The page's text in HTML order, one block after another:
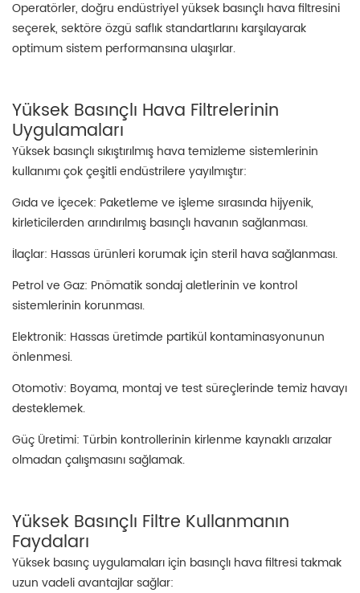
Operatörler, doğru endüstriyel yüksek basınçlı hava filtresini
seçerek, sektöre özgü saflık standartlarını karşılayarak
optimum sistem performansına ulaşırlar.
Yüksek Basınçlı Hava Filtrelerinin
Uygulamaları
Yüksek basınçlı sıkıştırılmış hava temizleme sistemlerinin
kullanımı çok çeşitli endüstrilere yayılmıştır:
Gıda ve İçecek: Paketleme ve işleme sırasında hijyenik,
kirleticilerden arındırılmış basınçlı havanın sağlanması.
İlaçlar: Hassas ürünleri korumak için steril hava sağlanması.
Petrol ve Gaz: Pnömatik sondaj aletlerinin ve kontrol
sistemlerinin korunması.
Elektronik: Hassas üretimde partikül kontaminasyonunun
önlenmesi.
Otomotiv: Boyama, montaj ve test süreçlerinde temiz havayı
desteklemek.
Güç Üretimi: Türbin kontrollerinin kirlenme kaynaklı arızalar
olmadan çalışmasını sağlamak.
Yüksek Basınçlı Filtre Kullanmanın
Faydaları
Yüksek basınç uygulamaları için basınçlı hava filtresi takmak
uzun vadeli avantajlar sağlar: